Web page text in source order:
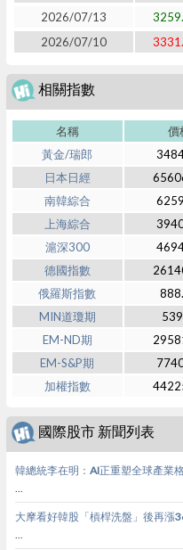
2026/07/13
2026/07/10
相關指數
名稱 價
黃金/瑞郎
日本日經
南韓綜合
上海綜合
滬深300
德國指數
俄羅斯指數
MIN道瓊期
EM-ND期
EM-S&P期
加權指數
國際股市 新聞列表
韓總統李在明：AI正重塑全球產業
...
大摩看好韓股「槓桿洗盤」後再漲
...